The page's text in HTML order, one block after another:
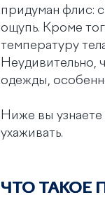
придуман флис:
ощупь. Кроме
температуру
Неудивительно,
одежды,
Ниже вы
ухаживать.
ЧТО ТАКОЕ